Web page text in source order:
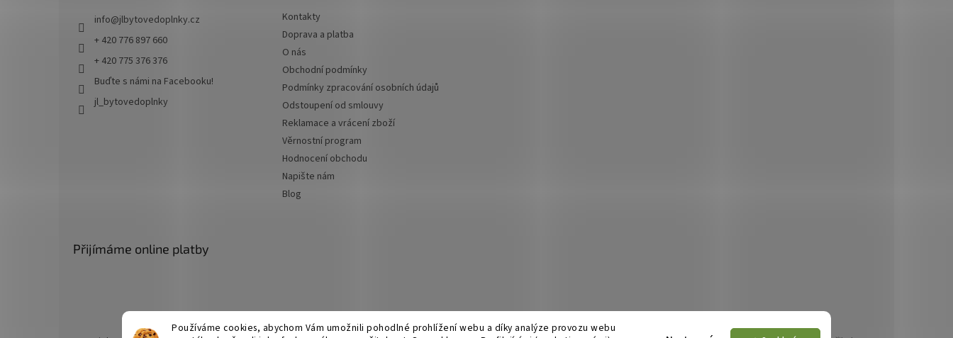
Používáme cookies, abychom Vám umožnili pohodlné prohlížení webu a díky analýze provozu webu
info@jlbytovedoplnky.cz
+ 420 776 897 660
+ 420 775 376 376
Buďte s námi na Facebooku!
jl_bytovedoplnky
Kontakty
Doprava a platba
O nás
Obchodní podmínky
Podmínky zpracování osobních údajů
Odstoupení od smlouvy
Reklamace a vrácení zboží
Věrnostní program
Hodnocení obchodu
Napište nám
Blog
Přijímáme online platby